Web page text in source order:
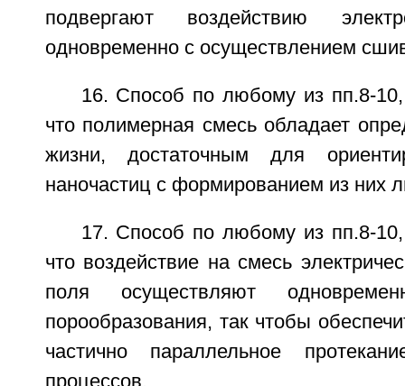
подвергают воздействию
одновременно с осуществлением
16. Способ по любому из пп.8-
что полимерная смесь обладает
жизни, достаточным для
наночастиц с формированием из них
17. Способ по любому из пп.8-
что воздействие на смесь
поля осуществляют
порообразования, так чтобы
частично параллельное
процессов.